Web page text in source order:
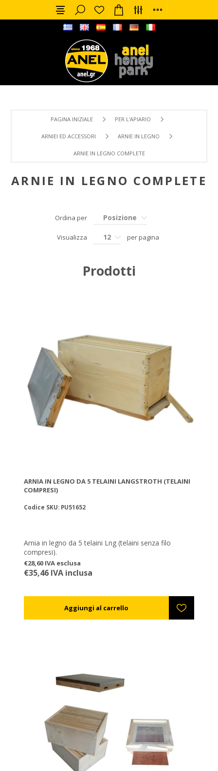
PAGINA INIZIALE PER L'APIARIO
ARNIEI ED ACCESSORI ARNIE IN LEGNO
ARNIE IN LEGNO COMPLETE
ARNIE IN LEGNO COMPLETE
Ordina per Posizione
Visualizza 12 per pagina
Prodotti
ARNIA IN LEGNO DA 5 TELAINI LANGSTROTH (TELAINI
COMPRESI)
Codice SKU: PU51652
Arnia in legno da 5 telaini Lng (telaini senza filo
compresi).
€28,60 IVA esclusa
€35,46 IVA inclusa